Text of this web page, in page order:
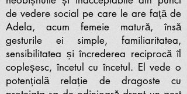
de vedere social pe care le are față de
Adela, acum femeie matură, însă
gesturile ei simple, familiaritatea,
sensibilitatea și încrederea reciprocă îl
copleșesc, încetul cu încetul. El vede o
potențială relație de dragoste cu